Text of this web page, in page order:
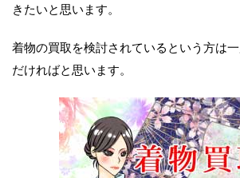
きたいと思います。
着物の買取を検討されているという方は
だければと思います。